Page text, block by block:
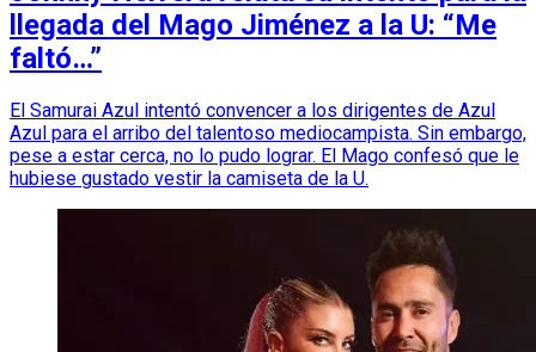
llegada del Mago Jiménez a la U: “Me
faltó…”
El Samurai Azul intentó convencer a los dirigentes de Azul
Azul para el arribo del talentoso mediocampista. Sin embargo,
pese a estar cerca, no lo pudo lograr. El Mago confesó que le
hubiese gustado vestir la camiseta de la U.